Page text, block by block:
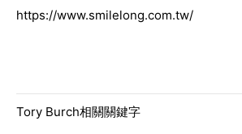
https://www.smilelong.com.tw/
Tory Burch相關關鍵字